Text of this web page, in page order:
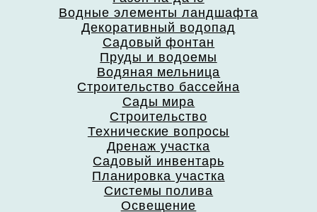
Водные элементы ландшафта
Декоративный водопад
Садовый фонтан
Пруды и водоемы
Водяная мельница
Строительство бассейна
Сады мира
Строительство
Технические вопросы
Дренаж участка
Садовый инвентарь
Планировка участка
Системы полива
Освещение